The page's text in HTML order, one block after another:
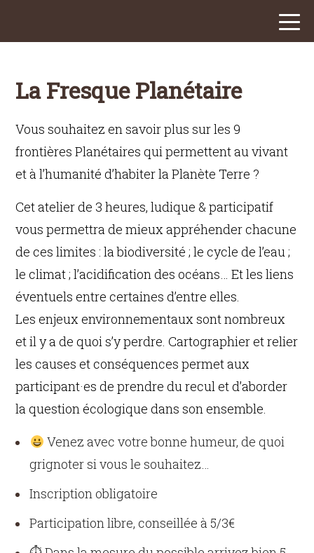
La Fresque Planétaire
Vous souhaitez en savoir plus sur les 9
frontières Planétaires qui permettent au vivant
et à l’humanité d’habiter la Planète Terre ?
Cet atelier de 3 heures, ludique & participatif
vous permettra de mieux appréhender chacune
de ces limites : la biodiversité ; le cycle de l’eau ;
le climat ; l’acidification des océans… Et les liens
éventuels entre certaines d’entre elles.
Les enjeux environnementaux sont nombreux
et il y a de quoi s’y perdre. Cartographier et relier
les causes et conséquences permet aux
participant·es de prendre du recul et d’aborder
la question écologique dans son ensemble.
Venez avec votre bonne humeur, de quoi
grignoter si vous le souhaitez…
Inscription obligatoire
Participation libre, conseillée à 5/3€